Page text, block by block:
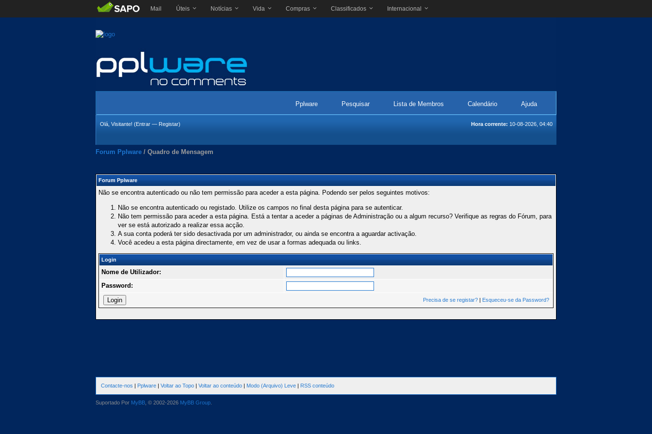
Mail Úteis Notícias Vida Compras Classificados Internacional
Pplware Pesquisar Lista de Membros Calendário Ajuda
Hora corrente: 10-08-2026, 04:40
Olá, Visitante! (Entrar — Registar)
Forum Pplware / Quadro de Mensagem
Forum Pplware
Não se encontra autenticado ou não tem permissão para aceder a esta página. Podendo ser pelos seguintes motivos:
Não se encontra autenticado ou registado. Utilize os campos no final desta página para se autenticar.
Não tem permissão para aceder a esta página. Está a tentar a aceder a páginas de Administração ou a algum recurso? Verifique as regras do Fórum, para
ver se está autorizado a realizar essa acção.
A sua conta poderá ter sido desactivada por um administrador, ou ainda se encontra a aguardar activação.
Você acedeu a esta página directamente, em vez de usar a formas adequada ou links.
Login
Nome de Utilizador:
Password:
Precisa de se registar? | Esqueceu-se da Password?
Contacte-nos | Pplware | Voltar ao Topo | Voltar ao conteúdo | Modo (Arquivo) Leve | RSS conteúdo
Suportado Por MyBB , © 2002-2026 MyBB Group